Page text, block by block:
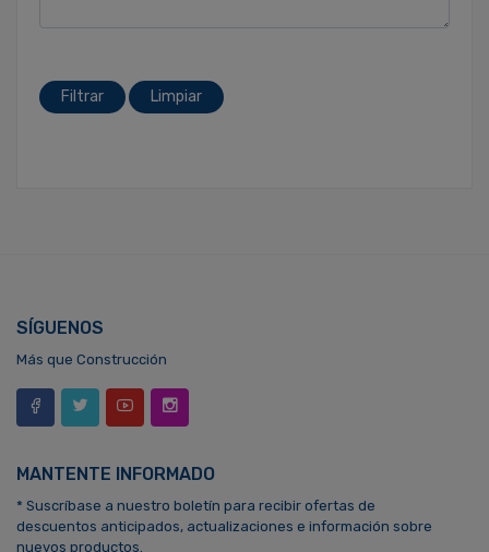
Filtrar Limpiar
SÍGUENOS
Más que Construcción
MANTENTE INFORMADO
* Suscríbase a nuestro boletín para recibir ofertas de
descuentos anticipados, actualizaciones e información sobre
nuevos productos.